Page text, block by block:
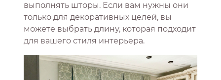
выполнять шторы. Если вам нужны они
только для декоративных целей, вы
можете выбрать длину, которая подходит
для вашего стиля интерьера.